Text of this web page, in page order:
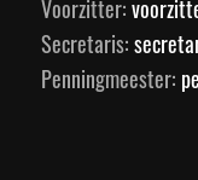
Voorzitter:
Secretaris:
Penningmeester: